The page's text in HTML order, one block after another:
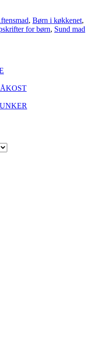
MED
KYLLING
, Børn i køkkenet,
for børn, Sund mad